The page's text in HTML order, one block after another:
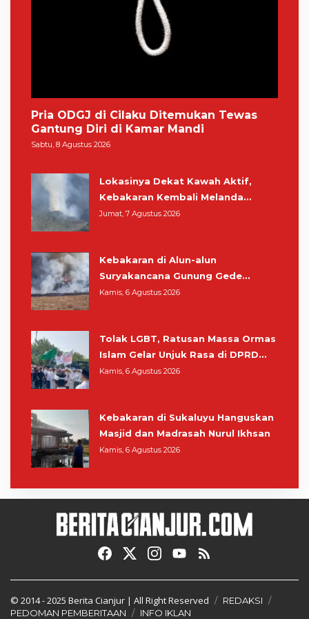
Pria ODGJ di Cilaku Ditemukan Tewas
Gantung Diri di Kamar Mandi
Sabtu, 8 Agustus 2026
Lokasinya Dekat Kawah Aktif,
Kebakaran Kembali Melanda
Kawasan Gunung Gede Pangrango
Jumat, 7 Agustus 2026
Kebakaran di Alun-alun
Suryakancana Gunung Gede
Pangrango, Relawan dan Warga
Kamis, 6 Agustus 2026
Tolak LGBT, Ratusan Massa Ormas
Islam Gelar Unjuk Rasa di DPRD
Cianjur
Kamis, 6 Agustus 2026
Kebakaran di Sukaluyu Hanguskan
Masjid dan Madrasah Nurul Ikhsan
Kamis, 6 Agustus 2026
© 2014 - 2025 Berita Cianjur | All Right Reserved
REDAKSI
PEDOMAN PEMBERITAAN
INFO IKLAN